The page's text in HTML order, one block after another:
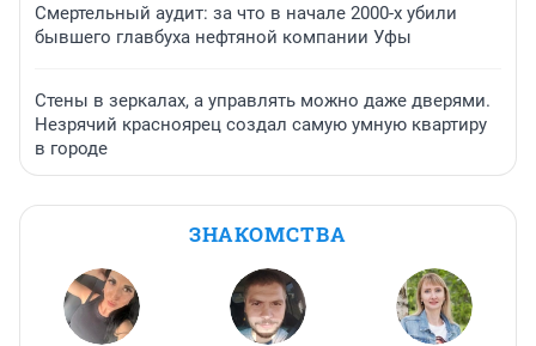
Смертельный аудит: за что в начале 2000-х убили
бывшего главбуха нефтяной компании Уфы
Стены в зеркалах, а управлять можно даже дверями.
Незрячий красноярец создал самую умную квартиру
в городе
ЗНАКОМСТВА